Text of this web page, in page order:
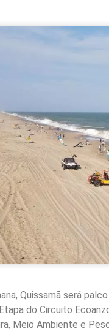
Quissamã será
do Circuito
Meio Ambiente e